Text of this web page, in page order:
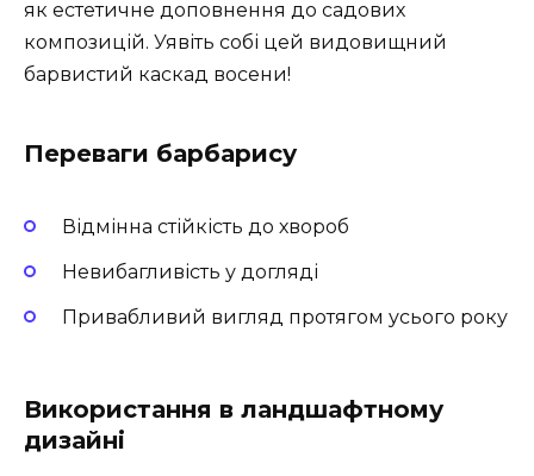
як естетичне доповнення до садових
композицій. Уявіть собі цей видовищний
барвистий каскад восени!
Переваги барбарису
Відмінна стійкість до хвороб
Невибагливість у догляді
Привабливий вигляд протягом усього року
Використання в ландшафтному
дизайні